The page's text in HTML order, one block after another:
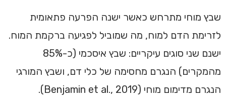
שבץ מוחי מתרחש כאשר ישנה הפרעה פתאומית
לזרימת הדם למוח, מה שמוביל לפגיעה ברקמת המוח.
ישנם שני סוגים עיקריים: שבץ איסכמי (כ-85%
מהמקרים) הנגרם מחסימה של כלי דם, ושבץ המורגי
הנגרם מדימום מוחי (Benjamin et al., 2019).